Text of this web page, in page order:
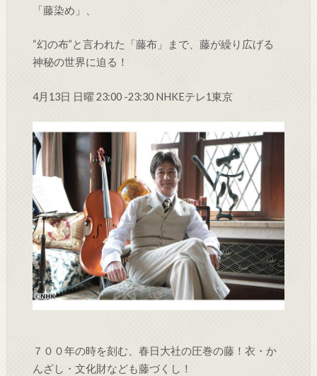
「藤染め」、
“幻の布”と言われた「藤布」まで、藤が繰り広げる
神秘の世界に迫る！
4月13日 日曜 23:00 -23:30 NHKEテレ1東京
７００年の時を刻む、春日大社の圧巻の藤！衣・か
んざし・文化財なども藤づくし！